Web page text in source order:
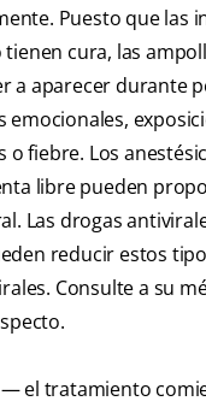
Puesto que las
cura, las
a aparecer durante
o fiebre. Los
libre pueden
Las drogas
reducir estos
Consulte a su
— el tratamiento